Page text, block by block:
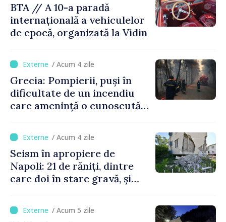
BTA // A 10-a paradă
internațională a vehiculelor
de epocă, organizată la Vidin
/ Acum 4 zile
Grecia: Pompierii, puși în
dificultate de un incendiu
care amenință o cunoscută
/ Acum 4 zile
Seism în apropiere de
Napoli: 21 de răniți, dintre
care doi în stare gravă, și
/ Acum 5 zile